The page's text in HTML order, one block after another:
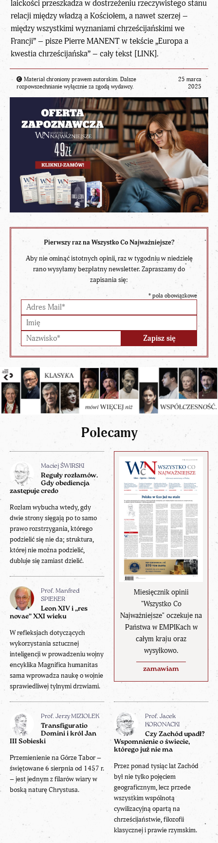
laickości przeszkadza w dostrzeżeniu rzeczywistego stanu
relacji między władzą a Kościołem, a nawet szerzej –
między wszystkimi wyznaniami chrześcijańskimi we
Francji” – piszePierre MANENTw tekście „Europa a
kwestia chrześcijańska” – cały tekst [LINK].
Materiał chroniony prawem autorskim. Dalsze
rozpowszechnianie wyłącznie za zgodą wydawcy.
25 marca
2025
Pierwszy raz na Wszystko Co Najważniejsze?
Aby nie ominąć istotnych opinii, raz w tygodniu w niedzielę
rano wysyłamy bezpłatny newsletter. Zapraszamy do
zapisania się:
* pola obowiązkowe
Polecamy
Miesięcznik opinii
"Wszystko Co
Najważniejsze" oczekuje na
Państwa w EMPIKach w
całym kraju oraz
wysyłkowo.
zamawiam
Maciej ŚWIRSKI
Reguły rozłamów.
Gdy obediencja
zastępuje credo
Rozłam wybucha wtedy, gdy
dwie strony sięgają po to samo
prawo rozstrzygania, którego
podzielić się nie da; struktura,
której nie można podzielić,
dubluje się zamiast dzielić.
Prof. Manfred
SPIEKER
Leon XIV i „res
novae” XXI wieku
W refleksjach dotyczących
wykorzystania sztucznej
inteligencji w prowadzeniu wojny
encyklika Magnifica humanitas
sama wprowadza naukę o wojnie
sprawiedliwej tylnymi drzwiami.
Prof. Jerzy MIZIOŁEK
Transfiguratio
Domini i król Jan
III Sobieski
Przemienienie na Górze Tabor –
świętowane 6 sierpnia od 1457 r.
– jest jednym z filarów wiary w
boską naturę Chrystusa.
Prof. Jacek
KORONACKI
Czy Zachód upadł?
Wspomnienie o świecie,
którego już nie ma
Przez ponad tysiąc lat Zachód
był nie tylko pojęciem
geograficznym, lecz przede
wszystkim wspólnotą
cywilizacyjną opartą na
chrześcijaństwie, filozofii
klasycznej i prawie rzymskim.